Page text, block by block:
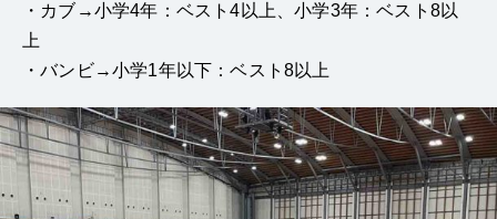
・カブ→小学4年：ベスト4以上、小学3年：ベスト8以
上
・バンビ→小学1年以下：ベスト8以上